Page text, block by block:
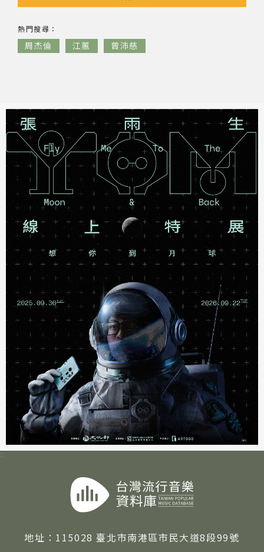
熱門音樂人
搜尋：
周杰倫 江蕙 曾沛慈
:::
地址： 115028 臺北市南港區市民大道8段99號